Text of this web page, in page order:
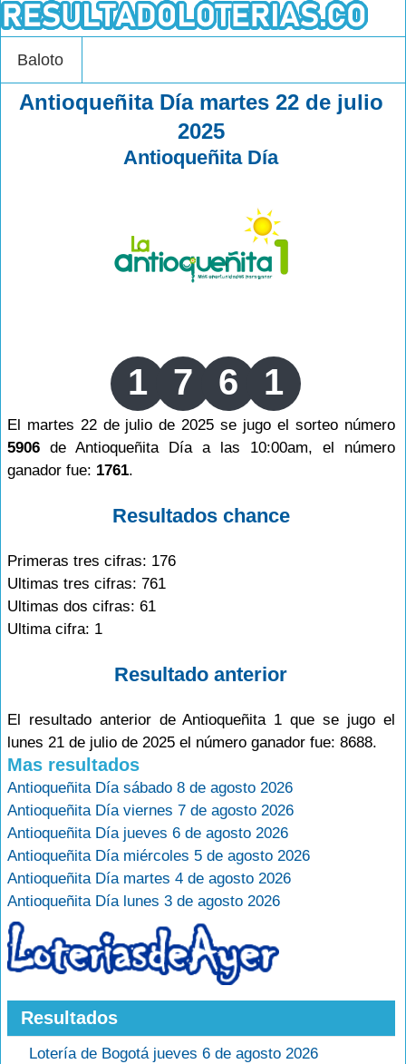
Baloto
Antioqueñita Día martes 22 de julio
2025
Antioqueñita Día
1 7 6 1
El martes 22 de julio de 2025 se jugo el sorteo número
5906 de Antioqueñita Día a las 10:00am, el número
ganador fue: 1761.
Resultados chance
Primeras tres cifras: 176
Ultimas tres cifras: 761
Ultimas dos cifras: 61
Ultima cifra: 1
Resultado anterior
El resultado anterior de Antioqueñita 1 que se jugo el
lunes 21 de julio de 2025 el número ganador fue: 8688.
Mas resultados
Antioqueñita Día sábado 8 de agosto 2026
Antioqueñita Día viernes 7 de agosto 2026
Antioqueñita Día jueves 6 de agosto 2026
Antioqueñita Día miércoles 5 de agosto 2026
Antioqueñita Día martes 4 de agosto 2026
Antioqueñita Día lunes 3 de agosto 2026
Resultados
Lotería de Bogotá jueves 6 de agosto 2026